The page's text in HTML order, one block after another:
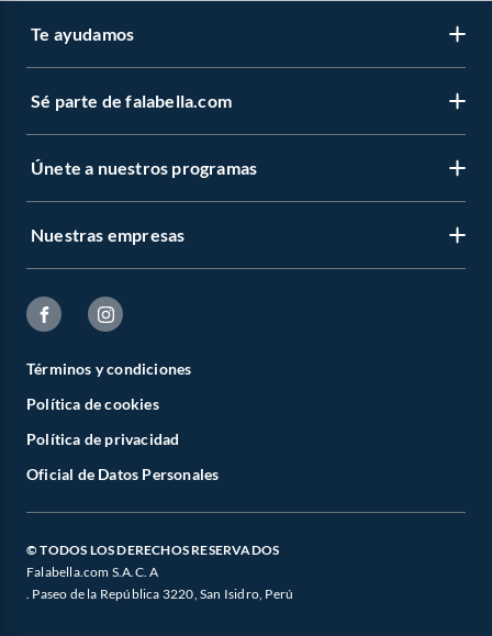
Te ayudamos
Sé parte de falabella.com
Únete a nuestros programas
Nuestras empresas
Términos y condiciones
Política de cookies
Política de privacidad
Oficial de Datos Personales
© TODOS LOS DERECHOS RESERVADOS
Falabella.com S.A.C. A
. Paseo de la República 3220, San Isidro, Perú